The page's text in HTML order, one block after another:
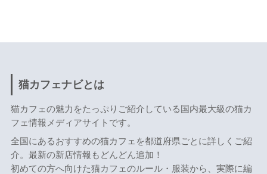
猫カフェナビとは
猫カフェの魅力をたっぷりご紹介している国内最大級の猫カ
フェ情報メディアサイトです。
全国にあるおすすめの猫カフェを都道府県ごとに詳しくご紹
介。最新の新店情報もどんどん追加！
初めての方へ向けた猫カフェのルール・服装から、実際に編